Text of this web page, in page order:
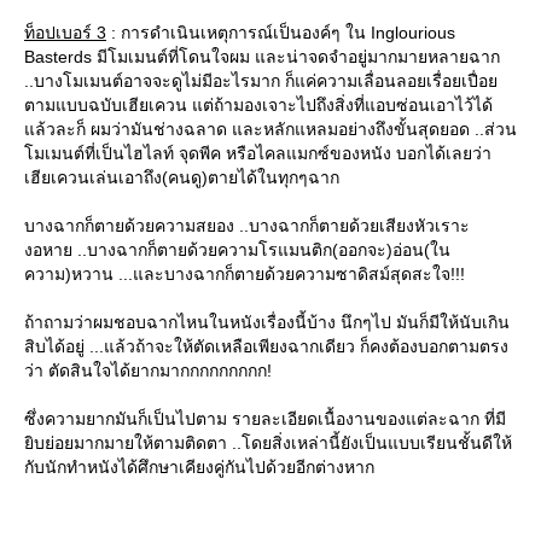
ท็อปเบอร์ 3 : การดำเนินเหตุการณ์เป็นองค์ๆ ใน Inglourious
Basterds มีโมเมนต์ที่โดนใจผม และน่าจดจำอยู่มากมายหลายฉาก
..บางโมเมนต์อาจจะดูไม่มีอะไรมาก ก็แค่ความเลื่อนลอยเรื่อยเปื่อ
ตามแบบฉบับเฮียเควน แต่ถ้ามองเจาะไปถึงสิ่งที่แอบซ่อนเอาไว้ได้
ล้วละก็ ผมว่ามันช่างฉลาด และหลักแหลมอย่างถึงขั้นสุดยอด ..ส่วน
มเมนต์ที่เป็นไฮไลท์ จุดพีค หรือไคลแมกซ์ของหนัง บอกได้เลยว่า
เฮียเควนเล่นเอาถึง(คนดู)ตายได้ในทุกๆฉาก
บางฉากก็ตายด้วยความสยอง ..บางฉากก็ตายด้วยเสียงหัวเราะ
งอหาย ..บางฉากก็ตายด้วยความโรแมนติก(ออกจะ)อ่อน(ใน
ความ)หวาน ...และบางฉากก็ตายด้วยความซาดิสม์สุดสะใจ!!!
ถ้าถามว่าผมชอบฉากไหนในหนังเรื่องนี้บ้าง นึกๆไป มันก็มีให้นับเกิน
สิบได้อยู่ ...แล้วถ้าจะให้ตัดเหลือเพียงฉากเดียว ก็คงต้องบอกตามตรง
ว่า ตัดสินใจได้ยากมากกกกกกกกก!
ซึ่งความยากมันก็เป็นไปตาม รายละเอียดเนื้องานของแต่ละฉาก ที่มี
ิบย่อยมากมายให้ตามติดตา ..โดยสิ่งเหล่านี้ยังเป็นแบบเรียนชั้นดีให้
กับนักทำหนังได้ศึกษาเคียงคู่กันไปด้วยอีกต่างหาก